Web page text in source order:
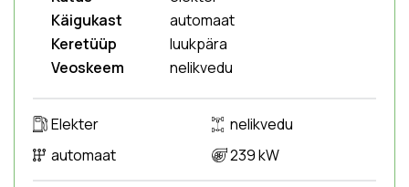
Käigukast
automaat
Keretüüp
luukpära
Veoskeem
nelikvedu
Elekter
automaat
nelikvedu
239 kW